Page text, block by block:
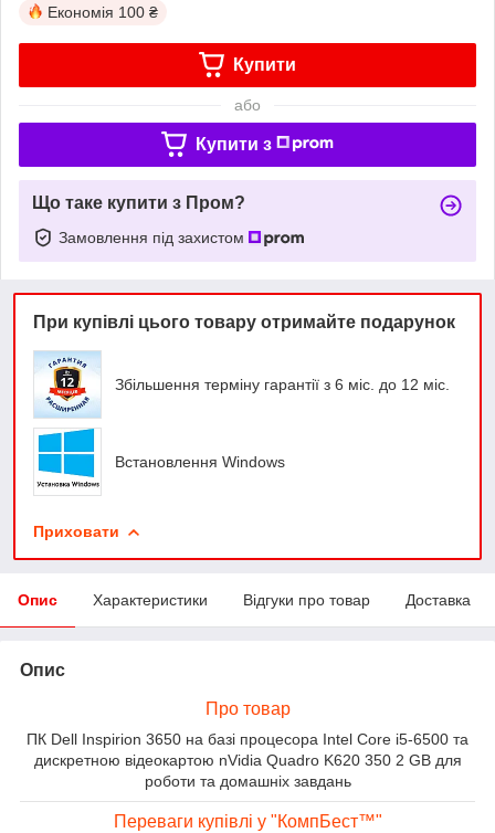
Економія 100 ₴
Купити
або
Купити з
Що таке купити з Пром?
Замовлення під захистом
При купівлі цього товару отримайте подарунок
Збільшення терміну гарантії з 6 міс. до 12 міс.
Встановлення Windows
Приховати
Опис Характеристики Відгуки про товар Доставка
Опис
Про товар
ПК Dell Inspirion 3650 на базі процесора Intel Core i5-6500 та
дискретною відеокартою nVidia Quadro K620 350 2 GB для
роботи та домашніх завдань
Переваги купівлі у "КомпБест™"